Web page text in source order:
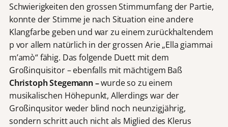
Schwierigkeiten den grossen Stimmumfang der Partie,
konnte der Stimme je nach Situation eine andere
Klangfarbe geben und war zu einem zurückhaltendem
p vor allem natürlich in der grossen Arie „Ella giammai
m’amò“ fähig. Das folgende Duett mit dem
Großinquisitor – ebenfalls mit mächtigem Baß
Christoph Stegemann –wurde so zu einem
musikalischen Höhepunkt, Allerdings war der
Großinqusitor weder blind noch neunzigjährig,
sondern schritt auch nicht als Miglied des Klerus